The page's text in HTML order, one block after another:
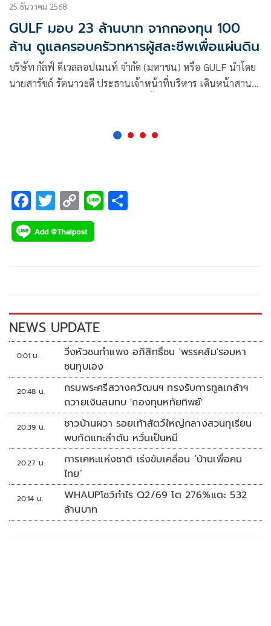
25 ธันวาคม 2568
GULF มอบ 23 ล้านบาท จากกองทุน 100
ล้าน ดูแลครอบครัวทหารผู้สละชีพเพื่อแผ่นดิน
บริษัท กัลฟ์ ดีเวลลอปเมนท์ จำกัด (มหาชน) หรือ GULF นำโดย
นายสารัชถ์ รัตนาวะดี ประธานเจ้าหน้าที่บริหาร เดินหน้าสาน
เพื่อปกป้องอธิปไตยของชาติบริเวณชายแดนไทย-กัมพูชา ที่เกิด
F
ac
e
k
T
wi
tt
C
o
p
k
Li
NEWS UPDATE
0:01 น.
วิ่งหัวชนกำแพง อภิสิทธิ์ชน 'พรรคส้ม'รอมหา
ชนทุบเอง
20:48 น.
กรมพระศรีสวางควัฒนฯ ทรงรับการทูลเกล้าฯ
ถวายเงินสมทบ 'กองทุนหทัยทิพย์'
20:39 น.
ชาวบ้านผวา รอยเท้าสัตว์ใหญ่กลางสวนทุเรียน
พบกัดแทะลำต้น หวั่นเป็นหมี
20:27 น.
การเคหะแห่งชาติ เร่งขับเคลื่อน ‘บ้านเพื่อคน
ไทย’
20:14 น.
WHAUPโชว์กำไร Q2/69 โต 276%แตะ 532
ล้านบาท